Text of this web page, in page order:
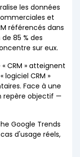
les données
et
référencés dans
85 % des
sur eux.
CRM » atteignent
logiciel CRM »
Face à une
repère objectif —
Google Trends
d'usage réels,